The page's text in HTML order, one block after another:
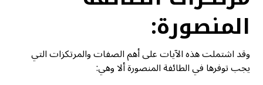
المنصورة:
وقد اشتملت هذه الآيات على أهم الصفات والمرتكزات التي
يجب توفرها في الطائفة المنصورة ألا وهي: